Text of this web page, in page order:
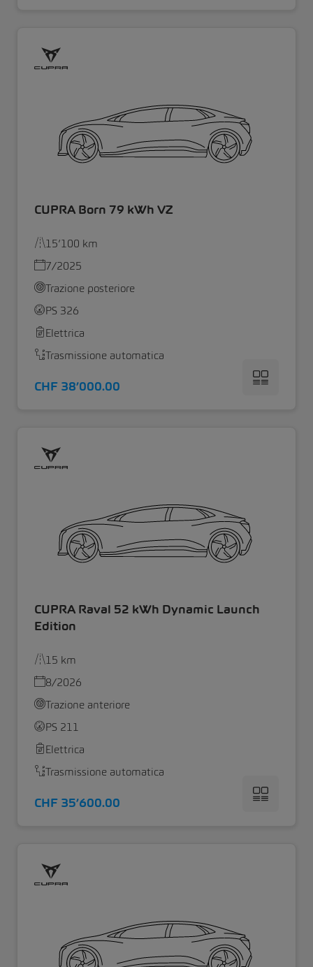
CUPRA Born 79 kWh VZ
15’100 km
7/2025
Trazione posteriore
PS 326
Elettrica
Trasmissione automatica
CHF 38’000.00
CUPRA Raval 52 kWh Dynamic Launch
Edition
15 km
8/2026
Trazione anteriore
PS 211
Elettrica
Trasmissione automatica
CHF 35’600.00